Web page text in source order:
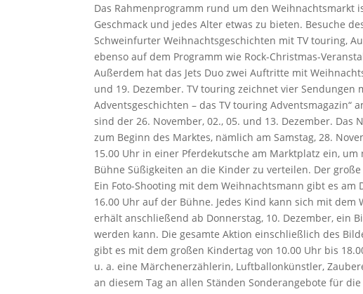
Das Rahmenprogramm rund um den
Geschmack und jedes Alter etwas zu bieten. Besuche
Schweinfurter Weihnachtsgeschichten mit TV touring,
ebenso auf dem Programm wie Rock-Christmas-
Außerdem hat das Jets Duo zwei Auftritte mit
und 19. Dezember. TV touring zeichnet vier Sendungen
Adventsgeschichten – das TV touring
sind der 26. November, 02., 05. und 13. Dezember.
zum Beginn des Marktes, nämlich am Samstag, 28.
15.00 Uhr in einer Pferdekutsche am Marktplatz ein,
Bühne Süßigkeiten an die Kinder zu verteilen. Der
Ein Foto-Shooting mit dem Weihnachtsmann gibt es am
16.00 Uhr auf der Bühne. Jedes Kind kann sich mit
erhält anschließend ab Donnerstag, 10. Dezember, ein
werden kann. Die gesamte Aktion einschließlich des
gibt es mit dem großen Kindertag von 10.00 Uhr bis
u. a. eine Märchenerzählerin, Luftballonkünstler,
an diesem Tag an allen Ständen Sonderangebote für